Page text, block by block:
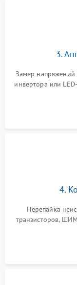
Поломка системы
3.
Замер напряжений
инвертора или
питания скалера
4.
Перепайка
транзисторов,
памяти при
разборка